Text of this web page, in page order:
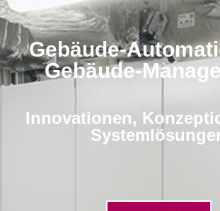
Gebäude-
Gebäude-
Innovationen,